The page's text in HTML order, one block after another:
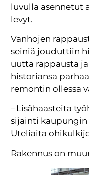
luvulla asennetut
levyt.
Vanhojen
seiniä jouduttiin
uutta rappausta
historiansa
remontin ollessa
– Lisähaasteita
sijainti kaupungin
Uteliaita
Rakennus on